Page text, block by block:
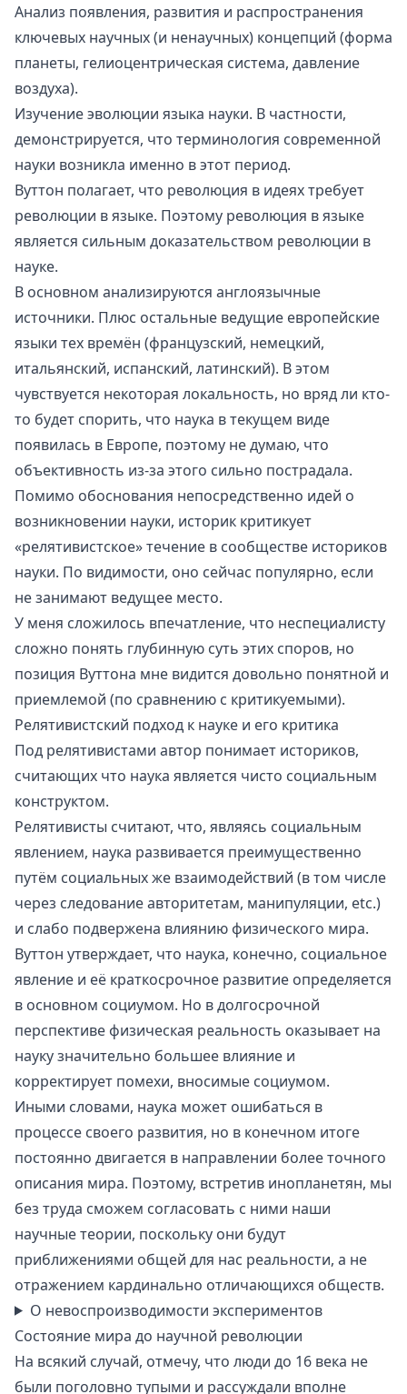
Анализ появления, развития и распространения
ключевых научных (и ненаучных) концепций (форма
планеты, гелиоцентрическая система, давление
воздуха).
Изучение эволюции языка науки. В частности,
демонстрируется, что терминология современной
науки возникла именно в этот период.
Вуттон полагает, что революция в идеях требует
революции в языке. Поэтому революция в языке
является сильным доказательством революции в
науке.
В основном анализируются англоязычные
источники. Плюс остальные ведущие европейские
языки тех времён (французский, немецкий,
итальянский, испанский, латинский). В этом
чувствуется некоторая локальность, но вряд ли кто-
то будет спорить, что наука в текущем виде
появилась в Европе, поэтому не думаю, что
объективность из-за этого сильно пострадала.
Помимо обоснования непосредственно идей о
возникновении науки, историк критикует
«релятивистское» течение в сообществе историков
науки. По видимости, оно сейчас популярно, если
не занимают ведущее место.
У меня сложилось впечатление, что неспециалисту
сложно понять глубинную суть этих споров, но
позиция Вуттона мне видится довольно понятной и
приемлемой (по сравнению с критикуемыми).
Релятивистский подход к науке и его критика
Под релятивистами автор понимает историков,
считающих что наука является чисто социальным
конструктом.
Релятивисты считают, что, являясь социальным
явлением, наука развивается преимущественно
путём социальных же взаимодействий (в том числе
через следование авторитетам, манипуляции, etc.)
и слабо подвержена влиянию физического мира.
Вуттон утверждает, что наука, конечно, социальное
явление и её краткосрочное развитие определяется
в основном социумом. Но в долгосрочной
перспективе физическая реальность оказывает на
науку значительно большее влияние и
корректирует помехи, вносимые социумом.
Иными словами, наука может ошибаться в
процессе своего развития, но в конечном итоге
постоянно двигается в направлении более точного
описания мира. Поэтому, встретив инопланетян, мы
без труда сможем согласовать с ними наши
научные теории, поскольку они будут
приближениями общей для нас реальности, а не
отражением кардинально отличающихся обществ.
О невоспроизводимости экспериментов
Состояние мира до научной революции
На всякий случай, отмечу, что люди до 16 века не
были поголовно тупыми и рассуждали вполне